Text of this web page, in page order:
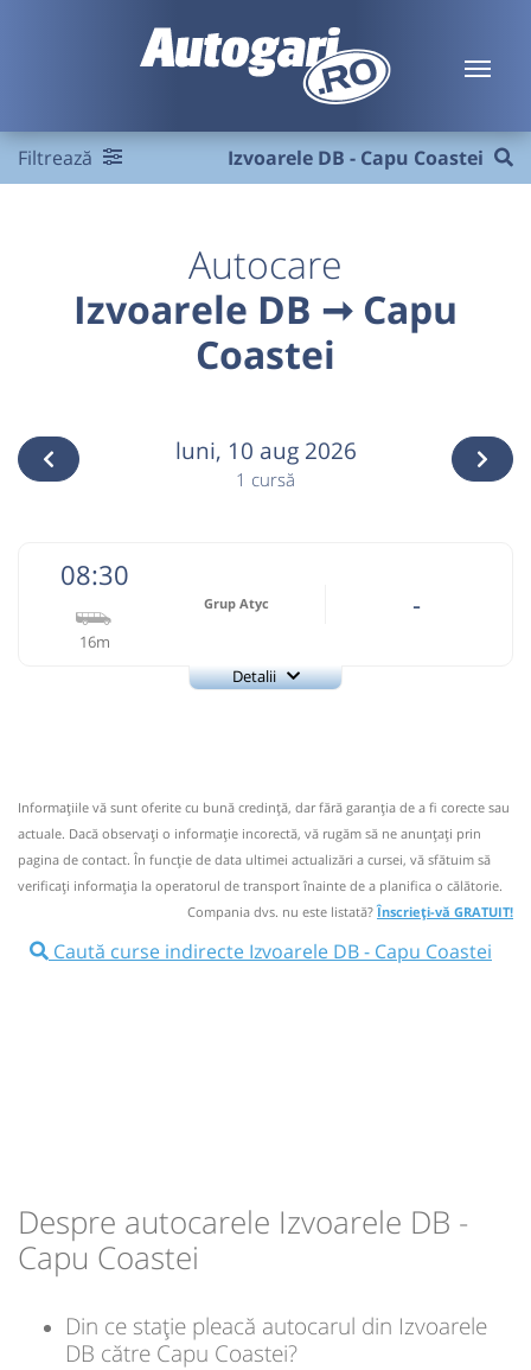
Filtrează Izvoarele DB - Capu Coastei
Autocare
Izvoarele DB ➞ Capu
Coastei
luni, 10 aug 2026
1 cursă
08:30
16m
Grup Atyc -
Detalii
Nu a circulat?Semnalați aici
Pune poze din călătoria ta ⤣
08:30 Izvoarele DB Intersectie
Microbuz: # Targoviste-Campulung Muscel
-
Sursa:GRUP ATYC SRL | Ultima actualizare:
Informaţiile vă sunt oferite cu bună credinţă, dar fără garanţia de a fi corecte sau
actuale. Dacă observați o informaţie incorectă, vă rugăm să ne anunțați prin
pagina de contact. În funcție de data ultimei actualizări a cursei, vă sfătuim să
verificaţi informaţia la operatorul de transport înainte de a planifica o călătorie.
Compania dvs. nu este listată?Înscrieți-vă GRATUIT!
Caută curse indirecte Izvoarele DB - Capu Coastei
Despre autocarele Izvoarele DB -
Capu Coastei
Din ce stație pleacă autocarul din Izvoarele
DB către Capu Coastei?